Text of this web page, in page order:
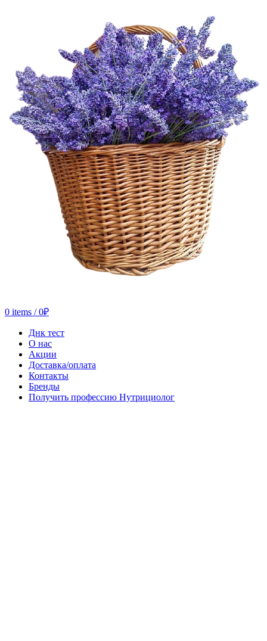
0 items / 0₽
Днк тест
О нас
Акции
Доставка/оплата
Контакты
Бренды
Получить профессию Нутрициолог